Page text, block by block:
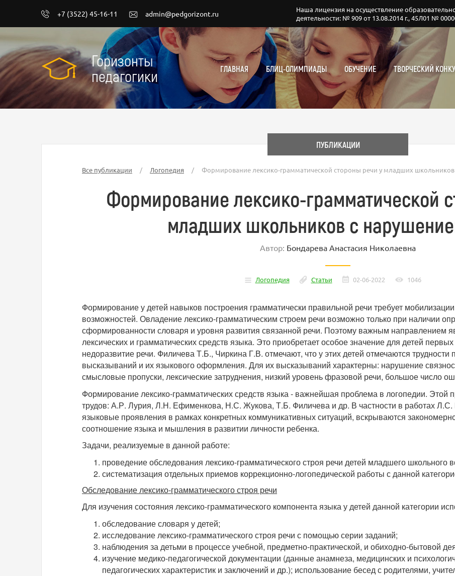
+7 (3522) 45-16-11 admin@pedgorizont.ru
Наша лицензия на осуществление
деятельности: № 909 от 13.08.2014 г., 45Л01 №
Горизонты
педагогики
ГЛАВНАЯ БЛИЦ-ОЛИМПИАДЫ ОБУЧЕНИЕ ТВОРЧЕСКИЙ
ПУБЛИКАЦИИ
Все публикации / Логопедия / Формирование лексико-грамматической стороны речи у младших
Формирование лексико-грамматической
младших школьников с
Автор: Бондарева Анастасия Николаевна
Логопедия Статьи 02-06-2022 1046
Формирование у детей навыков построения грамматически правильной речи требует
возможностей. Овладение лексико-грамматическим строем речи возможно только при наличии
сформированности словаря и уровня развития связанной речи. Поэтому важным направлением
лексических и грамматических средств языка. Это приобретает особое значение для детей
недоразвитие речи. Филичева Т.Б., Чиркина Г.В. отмечают, что у этих детей отмечаются
высказываний и их языкового оформления. Для их высказываний характерны: нарушение
смысловые пропуски, лексические затруднения, низкий уровень фразовой речи, большое число
Формирование лексико-грамматических средств языка - важнейшая проблема в логопедии.
трудов: А.Р. Лурия, Л.Н. Ефименкова, Н.С. Жукова, Т.Б. Филичева и др. В частности в работах Л.С.
языковые проявления в рамках конкретных коммуникативных ситуаций, вскрываются
соотношение языка и мышления в развитии личности ребенка.
Задачи, реализуемые в данной работе:
проведение обследования лексико-грамматического строя речи детей младшего школьного
систематизация отдельных приемов коррекционно-логопедической работы с данной
Обследование лексико-грамматического строя речи
Для изучения состояния лексико-грамматического компонента языка у детей данной категории
обследование словаря у детей;
исследование лексико-грамматического строя речи с помощью серии заданий;
наблюдения за детьми в процессе учебной, предметно-практической, и обиходно-бытовой
изучение медико-педагогической документации (данные анамнеза, медицинских и
педагогических характеристик и заключений и др.); использование бесед с родителями,